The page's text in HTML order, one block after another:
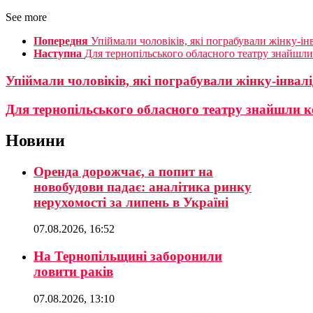
See more
Попередня Упіймали чоловіків, які пограбували жінку-
Наступна Для тернопільського обласного театру
Упіймали чоловіків, які пограбували жінку-
Для тернопільського обласного театру знайшли
Новини
Оренда дорожчає, а попит на
новобудови падає: аналітика ринку
нерухомості за липень в Україні
07.08.2026, 16:52
На Тернопільщині заборонили
ловити раків
07.08.2026, 13:10